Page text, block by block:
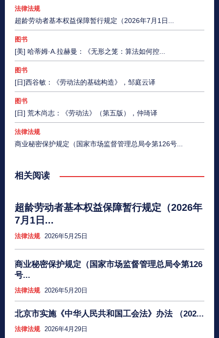
法律法规
超龄劳动者基本权益保障暂行规定（2026年7月1日...
图书
[美] 哈蒂姆·A.拉赫曼：《无形之笼：算法如何控...
图书
[日]西谷敏：《劳动法的基础构造》，邹庭云译
图书
[日] 荒木尚志：《劳动法》（第五版），仲琦译
法律法规
商业秘密保护规定（国家市场监督管理总局令第126号...
相关阅读
超龄劳动者基本权益保障暂行规定（2026年
7月1日...
法律法规 2026年5月25日
商业秘密保护规定（国家市场监督管理总局令第126
号...
法律法规 2026年5月20日
​北京市实施《中华人民共和国工会法》办法 （202...
法律法规 2026年4月29日